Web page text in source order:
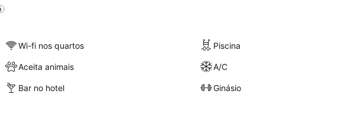
Wi-fi nos quartos Piscina
Aceita animais A/C
Bar no hotel
Ginásio